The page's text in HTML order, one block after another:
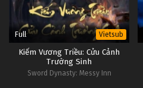
Full Vietsub
Kiếm Vương Triều: Cửu Cảnh
Trường Sinh
Sword Dynasty: Messy Inn